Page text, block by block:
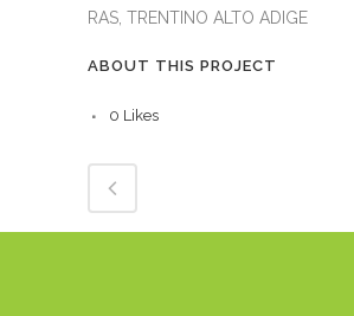
RAS, TRENTINO ALTO ADIGE
ABOUT THIS PROJECT
0 Likes